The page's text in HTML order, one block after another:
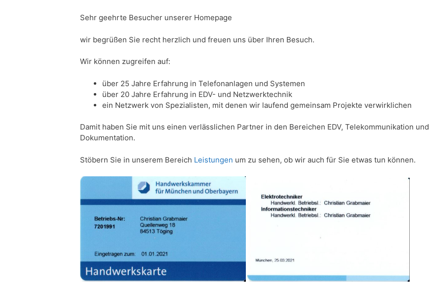
Sehr geehrte Besucher unserer Homepage
wir begrüßen Sie recht herzlich und freuen uns über Ihren Besuch.
Wir können zugreifen auf:
über 25 Jahre Erfahrung in Telefonanlagen und Systemen
über 20 Jahre Erfahrung in EDV- und Netzwerktechnik
ein Netzwerk von Spezialisten, mit denen wir laufend gemeinsam Projekte verwirklichen
Damit haben Sie mit uns einen verlässlichen Partner in den Bereichen EDV, Telekommunikation und
Dokumentation.
Stöbern Sie in unserem Bereich Leistungen um zu sehen, ob wir auch für Sie etwas tun können.